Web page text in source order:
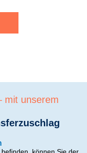
mit unserem
können Sie der